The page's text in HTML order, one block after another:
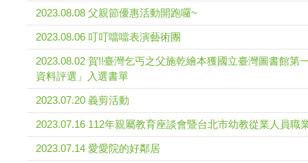
2023.08.08 父親節優惠活動開跑囉~
2023.08.06 叮叮噹噹表演藝術團
2023.08.02 賀!!臺灣乞丐之父施乾繪本獲國立臺灣圖書館第
資料評選」入選書單
2023.07.20 義剪活動
2023.07.16 112年親屬教育座談會暨台北市幼教從業人員職
2023.07.14 愛愛院的好鄰居